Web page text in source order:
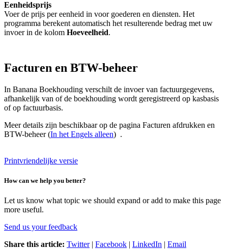
Eenheidsprijs
Voer de prijs per eenheid in voor goederen en diensten. Het
programma berekent automatisch het resulterende bedrag met uw
invoer in de kolom Hoeveelheid.
Facturen en BTW-beheer
In Banana Boekhouding verschilt de invoer van factuurgegevens,
afhankelijk van of de boekhouding wordt geregistreerd op kasbasis
of op factuurbasis.
Meer details zijn beschikbaar op de pagina Facturen afdrukken en
BTW-beheer (In het Engels alleen) .
Printvriendelijke versie
How can we help you better?
Let us know what topic we should expand or add to make this page
more useful.
Send us your feedback
Share this article: Twitter| Facebook | LinkedIn | Email